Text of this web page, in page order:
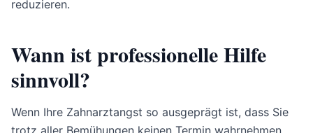
reduzieren.
Wann ist professionelle Hilfe
sinnvoll?
Wenn Ihre Zahnarztangst so ausgeprägt ist, dass Sie
trotz aller Bemühungen keinen Termin wahrnehmen